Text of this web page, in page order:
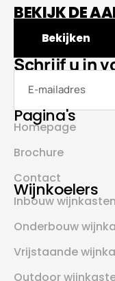
BEKIJK DE
Bekijken
Schrijf u in
Pagina's
Homepage
Brochure
Contact
Wijnkoelers
Inbouw wijnkasten
Onderbouw
Vrijstaande
Outdoor